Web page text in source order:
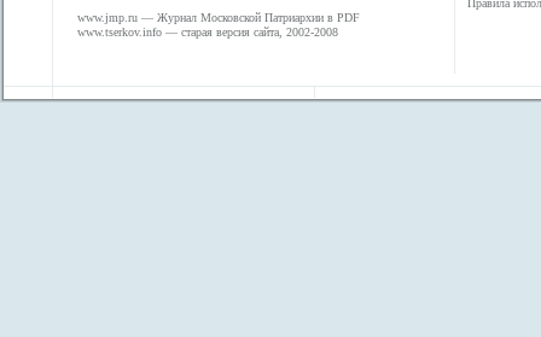
www.jmp.ru — Журнал Московской Патриархии в PDF
www.tserkov.info — старая версия сайта, 2002-2008
Правила